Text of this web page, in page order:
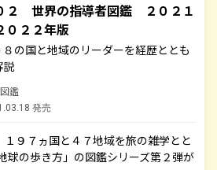
２ 世界の指導者図鑑 ２０２１
０２２年版
８の国と地域のリーダーを経歴ととも
説
鑑
発売
９７ヵ国と４７地域を旅の雑学とと
球の歩き方」の図鑑シリーズ第２弾が